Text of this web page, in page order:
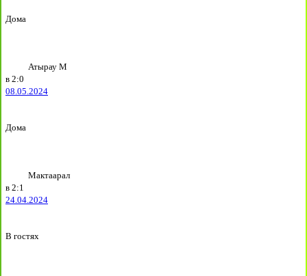
Дома
Атырау М
в 2:0
08.05.2024
Дома
Мактаарал
в 2:1
24.04.2024
В гостях